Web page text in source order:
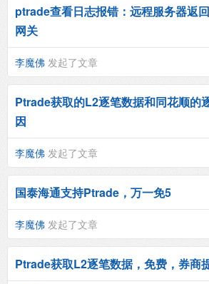
ptrade查看日志报错：远程服务器返
网关
李魔佛 发起了文章
Ptrade获取的L2逐笔数据和同花顺的
因
李魔佛 发起了文章
国泰海通支持Ptrade，万一免5
李魔佛 发起了文章
Ptrade获取L2逐笔数据，免费，券商